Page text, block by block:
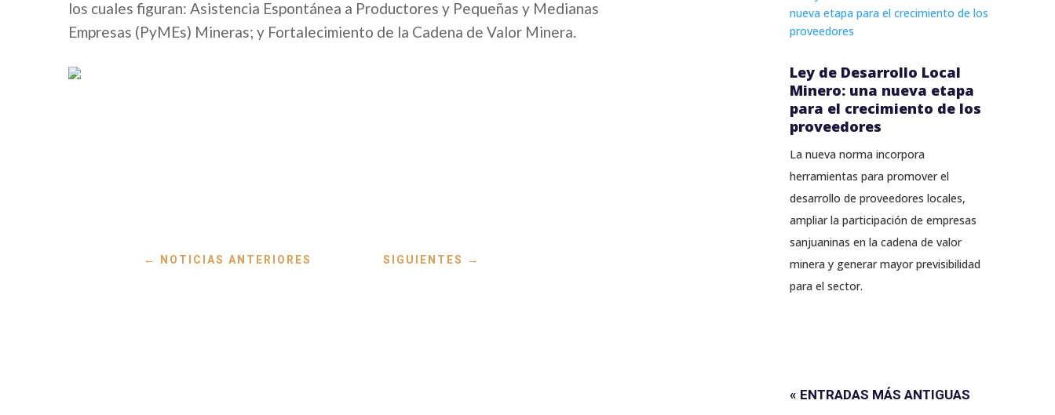
los cuales figuran: Asistencia Espontánea a Productores y Pequeñas y Medianas
Empresas (PyMEs) Mineras; y Fortalecimiento de la Cadena de Valor Minera.
← NOTICIAS ANTERIORES SIGUIENTES →
Ley de Desarrollo Local
Minero: una nueva etapa
para el crecimiento de los
proveedores
La nueva norma incorpora
herramientas para promover el
desarrollo de proveedores locales,
ampliar la participación de empresas
sanjuaninas en la cadena de valor
minera y generar mayor previsibilidad
para el sector.
« ENTRADAS MÁS ANTIGUAS